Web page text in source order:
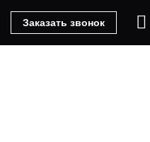
Заказать звонок